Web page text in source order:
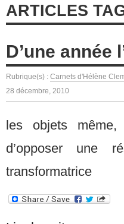
ARTICLES
D’une année
Rubrique(s) : Carnets d'Hélène
28 décembre, 2010
les objets
d’opposer une
transformatrice